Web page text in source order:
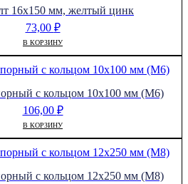
16х150 мм, желтый цинк
73,00 ₽
В КОРЗИНУ
с кольцом 10х100 мм (М6)
106,00 ₽
В КОРЗИНУ
с кольцом 12х250 мм (М8)